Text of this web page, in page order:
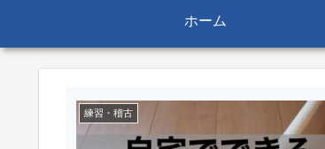
ホーム
練習・稽古